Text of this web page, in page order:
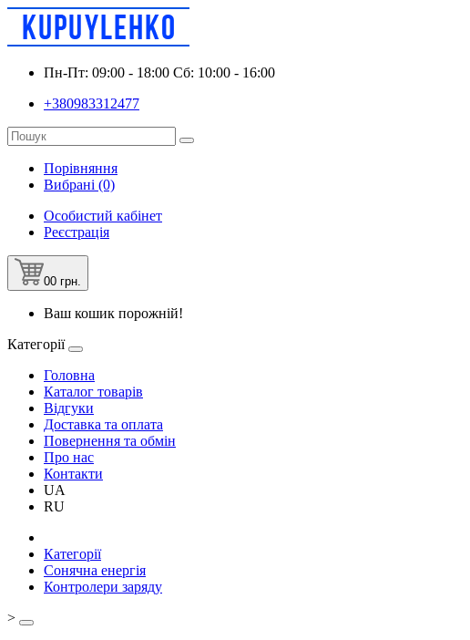
Пн-Пт: 09:00 - 18:00 Сб: 10:00 - 16:00
+380983312477
Порівняння
Вибрані (0)
Особистий кабінет
Реєстрація
00 грн.
Ваш кошик порожній!
Категорії
Головна
Каталог товарів
Відгуки
Доставка та оплата
Повернення та обмін
Про нас
Контакти
UA
RU
Категорії
Сонячна енергія
Контролери заряду
>